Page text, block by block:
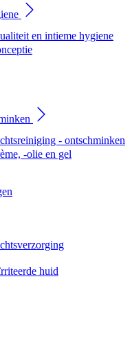
en intieme hygiene
- ontschminken
-olie en gel
huid